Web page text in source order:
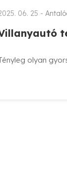
06. 25 -
olyan